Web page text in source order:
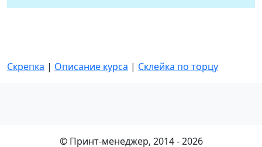
Скрепка | Описание курса | Склейка по торцу
© Принт-менеджер, 2014 - 2026